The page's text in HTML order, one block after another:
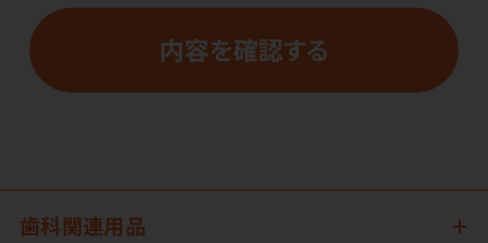
内容を確認する
歯科関連用品